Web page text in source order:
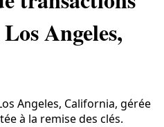
Angeles,
Angeles, California, gérée
à la remise des clés.